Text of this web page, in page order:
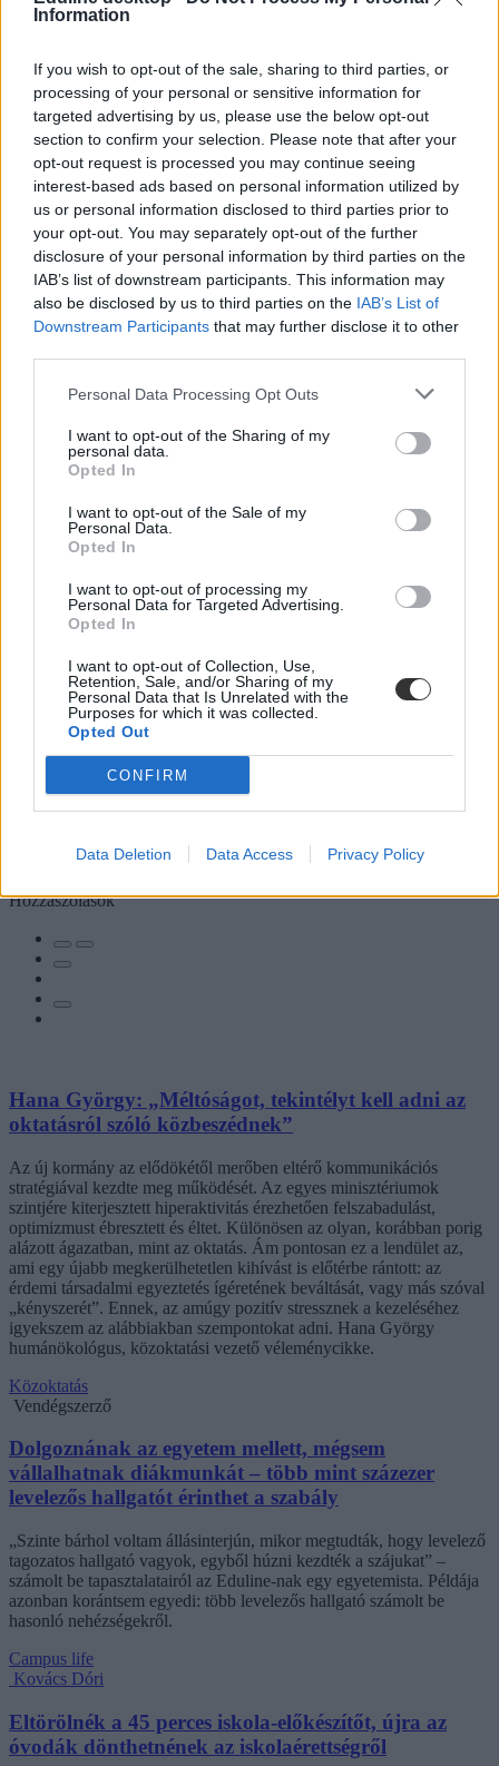
Information
If you wish to opt-out of the sale, sharing to third parties, or
processing of your personal or sensitive information for
targeted advertising by us, please use the below opt-out
section to confirm your selection. Please note that after your
opt-out request is processed you may continue seeing
interest-based ads based on personal information utilized by
us or personal information disclosed to third parties prior to
your opt-out. You may separately opt-out of the further
disclosure of your personal information by third parties on the
IAB’s list of downstream participants. This information may
also be disclosed by us to third parties on the IAB’s List of
Downstream Participants that may further disclose it to other
Personal Data Processing Opt Outs
I want to opt-out of the Sharing of my
personal data.
Opted In
I want to opt-out of the Sale of my
Personal Data.
Opted In
I want to opt-out of processing my
Personal Data for Targeted Advertising.
Opted In
I want to opt-out of Collection, Use,
Retention, Sale, and/or Sharing of my
Personal Data that Is Unrelated with the
Purposes for which it was collected.
Opted Out
CONFIRM
Data Deletion Data Access Privacy Policy
bacon burger 1490 forint.
Facebook/Burger House
A bátrak kipróbálhatják az áfonyás burgert (buci, saláta, paradicsom,
150g marhahús, sült camembert sajt, áfonyaszósz, 1590 forintért)
vagy a Chikyburgert (ciabatta, 150g csirkemell, 20g edami sajt,
ruccola, feta sajt, mustáros szósz, paradicsom, uborka, jégsaláta, sült
hagyma, 1590 forint).
Budapesten több helyen:
Lurdy Ház
Bővebb infótFacebook-oldalukon
Hol lehet 200 forintért megebédelni?
várni kell még? Akkor sincs minden veszve, ha pár ezer
forintból kell gazdálkodnotok - Campus Life
sorozatunkban megmutatjuk nektek, hol ehettek,
rész: a 200 forintos ebéd titka.
hamburger
campus life
legjobb hamburger Budapest
színes
campuslife
Buddies Burger
Hozzászólások
Hana György: „Méltóságot, tekintélyt kell adni az
oktatásról szóló közbeszédnek”
Az új kormány az elődökétől merőben eltérő kommunikációs
stratégiával kezdte meg működését. Az egyes minisztériumok
szintjére kiterjesztett hiperaktivitás érezhetően felszabadulást,
optimizmust ébresztett és éltet. Különösen az olyan, korábban porig
alázott ágazatban, mint az oktatás. Ám pontosan ez a lendület az,
ami egy újabb megkerülhetetlen kihívást is előtérbe rántott: az
érdemi társadalmi egyeztetés ígéretének beváltását, vagy más szóval
„kényszerét”. Ennek, az amúgy pozitív stressznek a kezeléséhez
igyekszem az alábbiakban szempontokat adni. Hana György
humánökológus, közoktatási vezető véleménycikke.
Közoktatás
Vendégszerző
Dolgoznának az egyetem mellett, mégsem
vállalhatnak diákmunkát – több mint százezer
levelezős hallgatót érinthet a szabály
„Szinte bárhol voltam állásinterjún, mikor megtudták, hogy levelező
tagozatos hallgató vagyok, egyből húzni kezdték a szájukat” –
számolt be tapasztalatairól az Eduline-nak egy egyetemista. Példája
azonban korántsem egyedi: több levelezős hallgató számolt be
hasonló nehézségekről.
Campus life
Kovács Dóri
Eltörölnék a 45 perces iskola-előkészítőt, újra az
óvodák dönthetnének az iskolaérettségről